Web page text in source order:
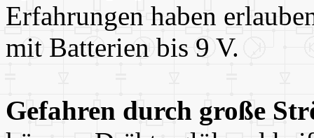
Erfahrungen haben
mit Batterien bis 9 V.
Gefahren durch große